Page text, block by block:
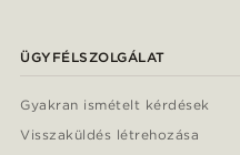
ÜGYFÉLSZOLGÁLAT
Gyakran ismételt kérdések
Visszaküldés létrehozása